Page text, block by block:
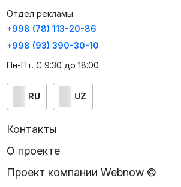
Отдел рекламы
+998 (78) 113-20-86
+998 (93) 390-30-10
Пн-Пт. С 9:30 до 18:00
RU UZ
Контакты
О проекте
Проект компании Webnow ©